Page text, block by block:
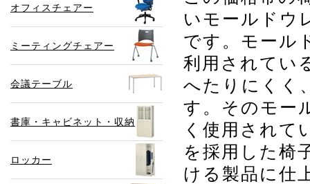
いモールドウ
です。モール
利用されてい
へたりにくく
す。そのモー
く使用されて
を採用した椅
ける製品に仕
オフィスチェアー
ミーティングチェアー
会議テーブル
書庫・キャビネット・収納
ロッカー